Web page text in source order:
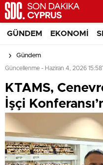
GÜNDEM EKONOMI
Gündem
Güncellenme - Haziran 4, 2026 15:58
KTAMS,
İşçi